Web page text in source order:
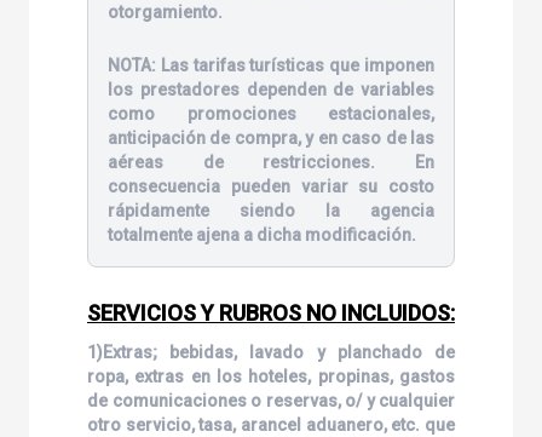
otorgamiento.
NOTA: Las tarifas turísticas que imponen
los prestadores dependen de variables
como promociones estacionales,
anticipación de compra, y en caso de las
aéreas de restricciones. En
consecuencia pueden variar su costo
rápidamente siendo la agencia
totalmente ajena a dicha modificación.
SERVICIOS Y RUBROS NO INCLUIDOS:
1)Extras; bebidas, lavado y planchado de
ropa, extras en los hoteles, propinas, gastos
de comunicaciones o reservas, o/ y cualquier
otro servicio, tasa, arancel aduanero, etc. que